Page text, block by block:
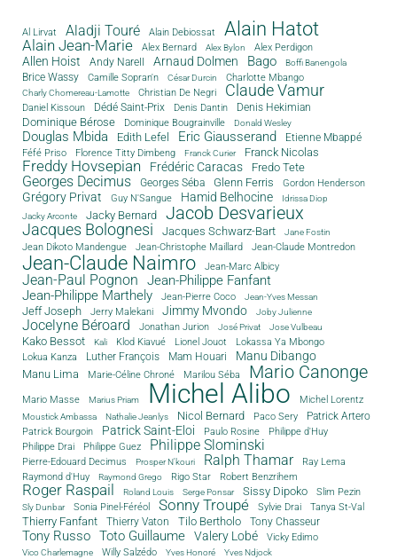
Al Lirvat Aladji Touré Alain Debiossat Alain Hatot
Alain Jean-Marie Alex Bernard Alex Bylon Alex Perdigon
Allen Hoist Andy Narell Arnaud Dolmen Bago Boffi Banengola
Brice Wassy Camille Sopran'n César Durcin Charlotte Mbango
Charly Chomereau-Lamotte Christian De Negri Claude Vamur
Daniel Kissoun Dédé Saint-Prix Denis Dantin Denis Hekimian
Dominique Bérose Dominique Bougrainville Donald Wesley
Douglas Mbida Edith Lefel Eric Giausserand Etienne Mbappé
Féfé Priso Florence Titty Dimbeng Franck Curier Franck Nicolas
Freddy Hovsepian Frédéric Caracas Fredo Tete
Georges Decimus Georges Séba Glenn Ferris Gordon Henderson
Grégory Privat Guy N'Sangue Hamid Belhocine
Idrissa Diop
Jacky Arconte
Jacky Bernard Jacob Desvarieux
Jacques Bolognesi Jacques Schwarz-Bart Jane Fostin
Jean Dikoto Mandengue Jean-Christophe Maillard Jean-Claude Montredon
Jean-Claude Naimro Jean-Marc Albicy
Jean-Paul Pognon
Jean-Philippe Fanfant
Jean-Philippe Marthely
Jean-Pierre Coco Jean-Yves Messan
Jeff Joseph Jerry Malekani Jimmy Mvondo Joby Julienne
Jocelyne Béroard Jonathan Jurion José Privat Jose Vulbeau
Kako Bessot Kali Klod Kiavué Lionel Jouot
Lokassa Ya Mbongo
Lokua Kanza
Luther François Mam Houari Manu Dibango
Manu Lima Marie-Céline Chroné Marilou Séba Mario Canonge
Mario Masse Marius Priam Michel Alibo Michel Lorentz
Moustick Ambassa Nathalie Jeanlys Nicol Bernard Paco Sery
Patrick Artero
Patrick Bourgoin
Patrick Saint-Eloi Paulo Rosine
Philippe d'Huy
Philippe Drai
Philippe Guez Philippe Slominski
Pierre-Edouard Decimus Prosper N'kouri Ralph Thamar
Ray Lema
Raymond d'Huy
Raymond Grego Rigo Star Robert Benzrihem
Roger Raspail Roland Louis Serge Ponsar Sissy Dipoko Slim Pezin
Sly Dunbar Sonia Pinel-Féréol Sonny Troupé Sylvie Drai Tanya St-Val
Thierry Fanfant Thierry Vaton Tilo Bertholo Tony Chasseur
Tony Russo Toto Guillaume Valery Lobé Vicky Edimo
Vico Charlemagne Willy Salzédo Yves Honoré Yves Ndjock